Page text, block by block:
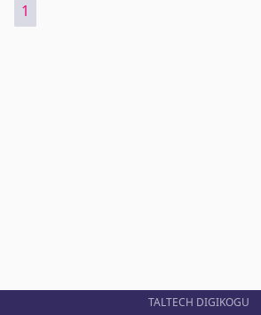
1
TALTECH DIGIKOGU